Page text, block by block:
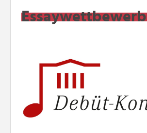
Essaywettbewerb